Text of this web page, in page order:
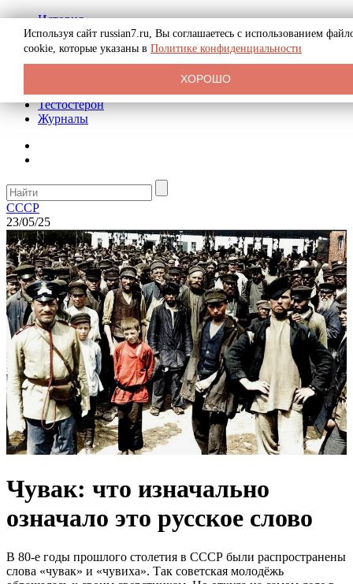
История
Биография
Криминал
Реклама на сайте
Тестостерон
Журналы
СССР
23/05/25
Чувак: что изначально
означало это русское слово
В 80-е годы прошлого столетия в СССР были распространены
слова «чувак» и «чувиха». Так советская молодёжь
Используя сайт russian7.ru, Вы соглашаетесь с использованием
cookie, которые указаны в Политике конфиденциальности
ХОРОШО